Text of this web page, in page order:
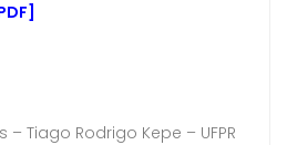
– Tiago Rodrigo Kepe – UFPR